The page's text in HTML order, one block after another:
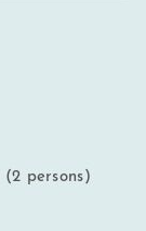
(2 persons)